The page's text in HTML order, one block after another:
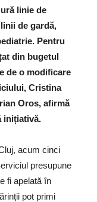
linie de
de gardă,
Pentru
din bugetul
de o modificare
Cristina
Oros, afirmă
inițiativă.
acum cinci
presupune
fi apelată în
pot primi